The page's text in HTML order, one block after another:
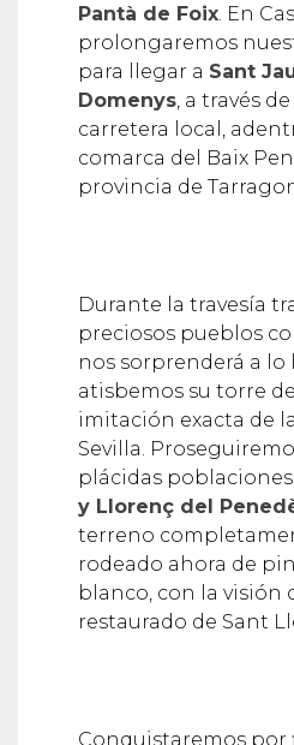
Pantà de Foix . En
prolongaremos
para llegar a Sant
Domenys , a través
carretera local,
comarca del Baix
provincia de
Durante la travesía
preciosos pueblos
nos sorprenderá a lo
atisbemos su torre
imitación exacta de
Sevilla.
plácidas
y Llorenç del
terreno
rodeado ahora de
blanco, con la visión
restaurado de Sant
Conquistaremos por